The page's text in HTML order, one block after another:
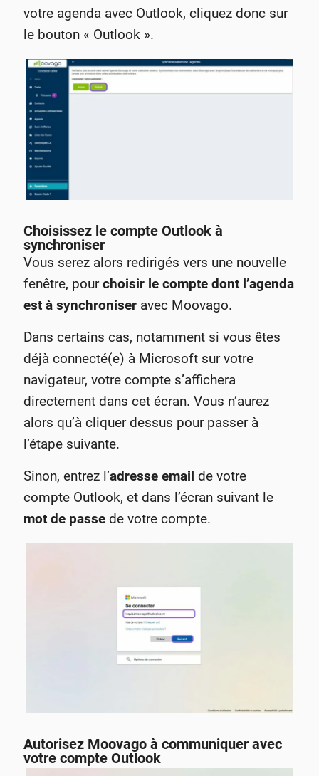
votre agenda avec Outlook, cliquez donc sur
le bouton « Outlook ».
Choisissez le compte Outlook à
synchroniser
Vous serez alors redirigés vers une nouvelle
fenêtre, pourchoisir le compte dont l’agenda
est à synchroniser avec Moovago.
Dans certains cas, notamment si vous êtes
déjà connecté(e) à Microsoft sur votre
navigateur, votre compte s’affichera
directement dans cet écran. Vous n’aurez
alors qu’à cliquer dessus pour passer à
l’étape suivante.
Sinon, entrez l’adresse email de votre
compte Outlook, et dans l’écran suivant le
mot de passe de votre compte.
Autorisez Moovago à communiquer avec
votre compte Outlook